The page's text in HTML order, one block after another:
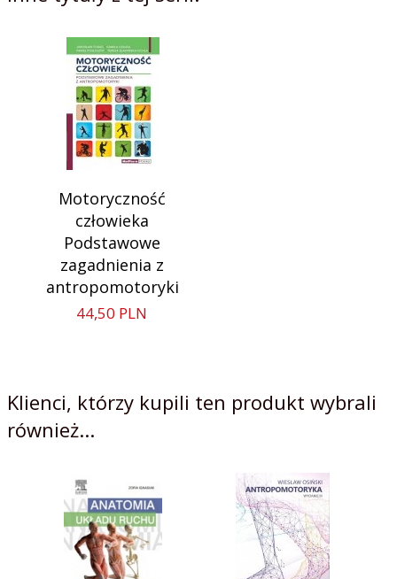
Motoryczność
człowieka
Podstawowe
zagadnienia z
antropomotoryki
44,50 PLN
Klienci, którzy kupili ten produkt wybrali
również...